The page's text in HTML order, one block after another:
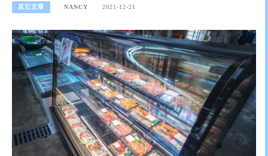
其它文章 NANCY 2021-12-21